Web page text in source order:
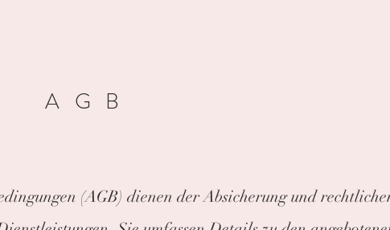
AGB
(AGB) dienen der Absicherung und